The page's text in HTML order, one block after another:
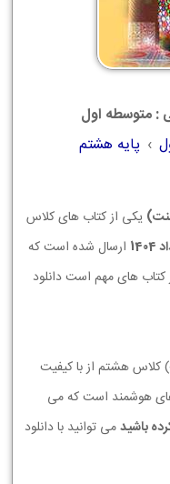
: متوسطه اول
› پایه هشتم
یکی از کتاب های کلاس
ارسال شده است که
کتاب های مهم است دانلود
کلاس هشتم از با کیفیت
هوشمند است که می
باشیدمی توانید با دانلود